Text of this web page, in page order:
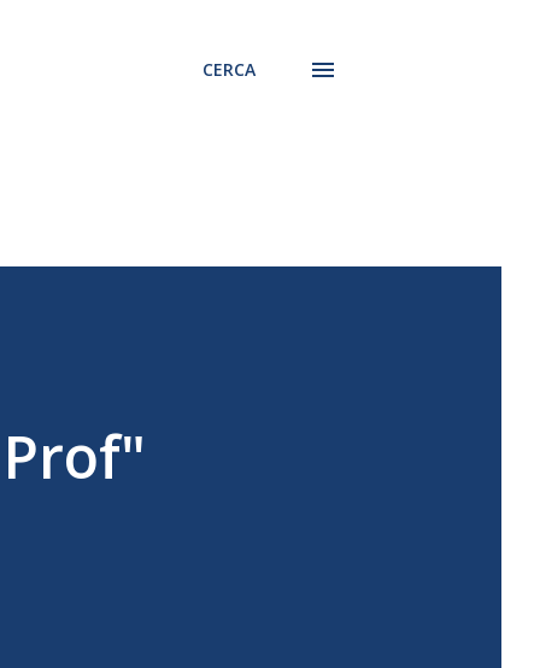
CERCA